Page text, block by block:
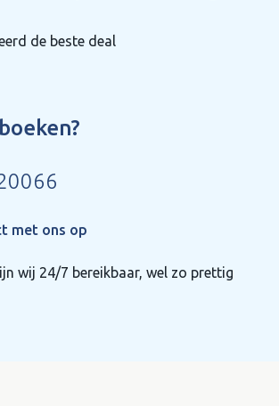
de beste deal
met ons op
wij 24/7 bereikbaar, wel zo prettig